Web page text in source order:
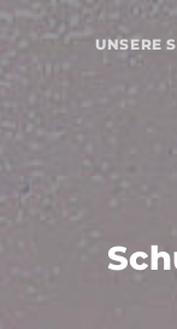
UNSERE